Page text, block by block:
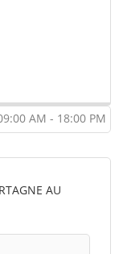
AM - 18:00 PM
AU